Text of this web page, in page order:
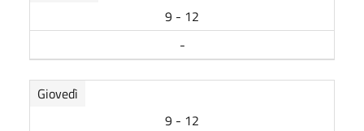
9 - 12
-
Giovedì
9 - 12